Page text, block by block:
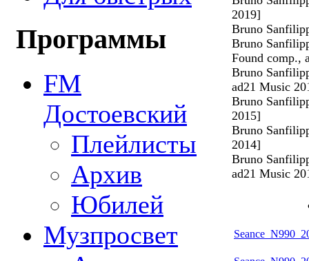
Программы
FM
Достоевский
Плейлисты
Архив
Юбилей
Музпросвет
2019]
Bruno
Bruno
Found comp.,
Bruno
ad21 Music
Bruno
2015]
Bruno
2014]
Bruno
ad21 Music